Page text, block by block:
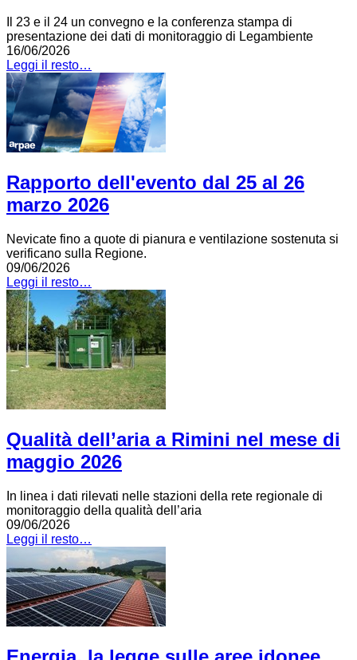
Il 23 e il 24 un convegno e la conferenza stampa di
presentazione dei dati di monitoraggio di Legambiente
16/06/2026
Leggi il resto…
Rapporto dell'evento dal 25 al 26
marzo 2026
Nevicate fino a quote di pianura e ventilazione sostenuta si
verificano sulla Regione.
09/06/2026
Leggi il resto…
Qualità dell’aria a Rimini nel mese di
maggio 2026
In linea i dati rilevati nelle stazioni della rete regionale di
monitoraggio della qualità dell’aria
09/06/2026
Leggi il resto…